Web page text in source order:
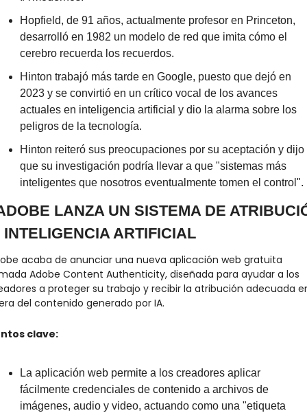
Hopfield, de 91 años, actualmente profesor en Princeton,
desarrolló en 1982 un modelo de red que imita cómo el
cerebro recuerda los recuerdos.
Hinton trabajó más tarde en Google, puesto que dejó en
2023 y se convirtió en un crítico vocal de los avances
actuales en inteligencia artificial y dio la alarma sobre los
peligros de la tecnología.
Hinton reiteró sus preocupaciones por su aceptación y dijo
que su investigación podría llevar a que "sistemas más
inteligentes que nosotros eventualmente tomen el control".
LANZA UN SISTEMA DE
INTELIGENCIA ARTIFICIAL
acaba de anunciar una nueva aplicación web gratuita
Adobe Content Authenticity, diseñada para ayudar a los
a proteger su trabajo y recibir la atribución adecuada
del contenido generado por IA.
clave:
La aplicación web permite a los creadores aplicar
fácilmente credenciales de contenido a archivos de
imágenes, audio y video, actuando como una "etiqueta